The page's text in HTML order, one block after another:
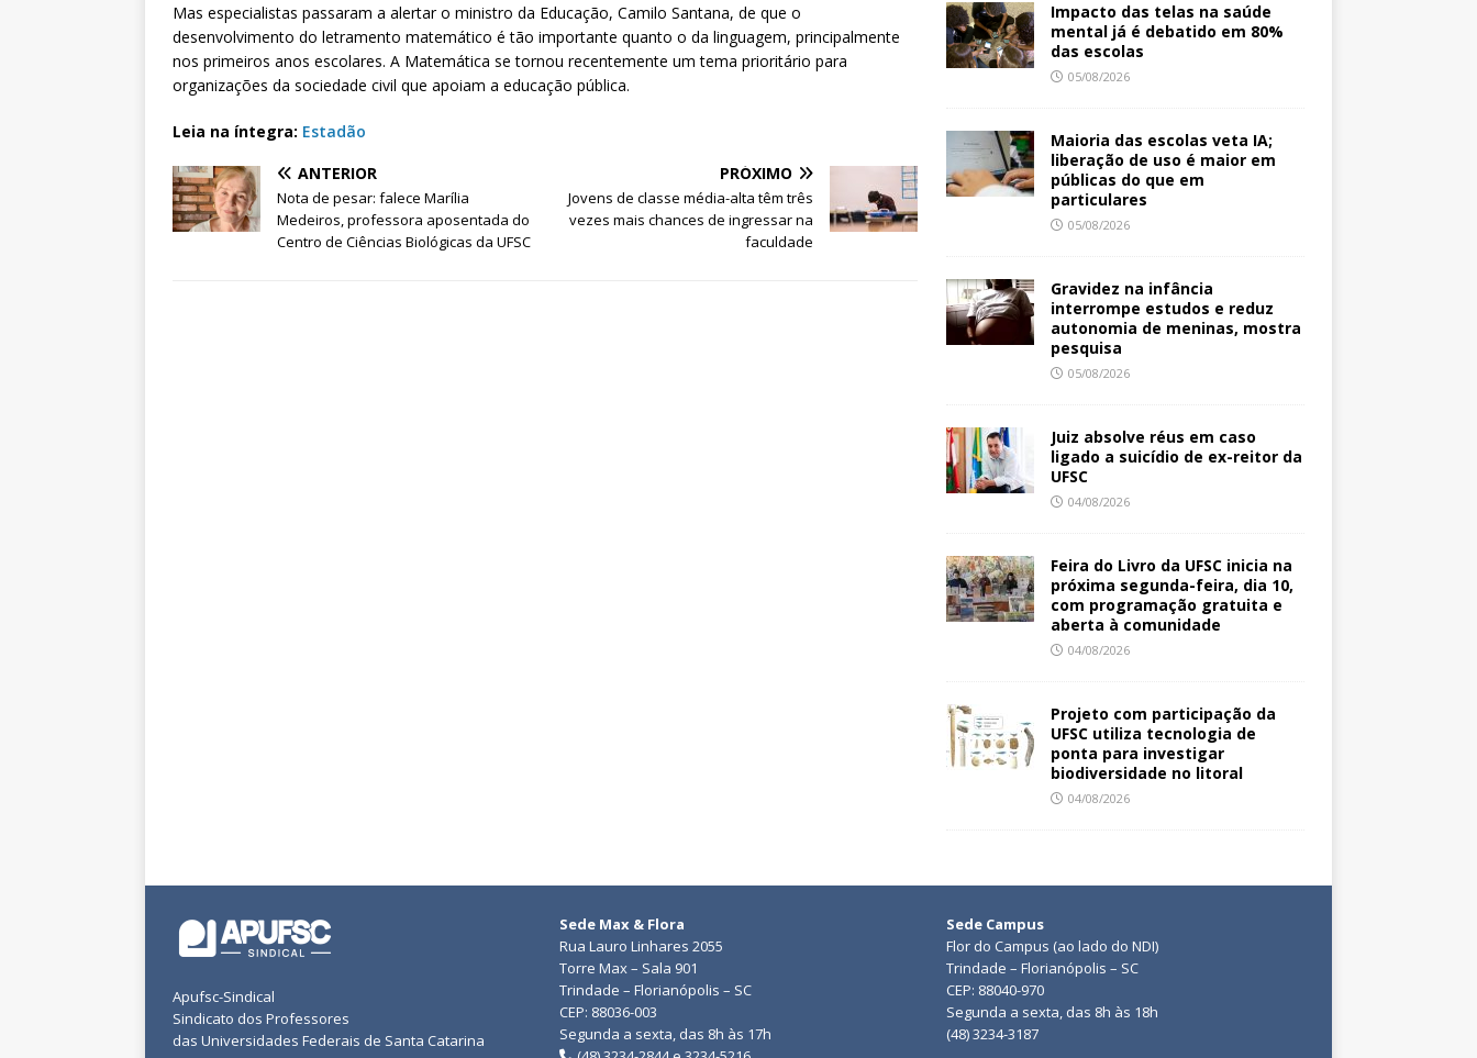
Mas especialistas passaram a alertar o ministro da Educação, Camilo Santana, de que o
desenvolvimento do letramento matemático é tão importante quanto o da linguagem, principalmente
nos primeiros anos escolares. A Matemática se tornou recentemente um tema prioritário para
organizações da sociedade civil que apoiam a educação pública.
Leia na íntegra: Estadão
ANTERIOR
Nota de pesar: falece Marília
Medeiros, professora aposentada do
Centro de Ciências Biológicas da UFSC
PRÓXIMO
Jovens de classe média-alta têm três
vezes mais chances de ingressar na
faculdade
Impacto das telas na saúde
mental já é debatido em 80%
das escolas
05/08/2026
Maioria das escolas veta IA;
liberação de uso é maior em
públicas do que em
particulares
05/08/2026
Gravidez na infância
interrompe estudos e reduz
autonomia de meninas, mostra
pesquisa
05/08/2026
Juiz absolve réus em caso
ligado a suicídio de ex-reitor da
UFSC
04/08/2026
Feira do Livro da UFSC inicia na
próxima segunda-feira, dia 10,
com programação gratuita e
aberta à comunidade
04/08/2026
Projeto com participação da
UFSC utiliza tecnologia de
ponta para investigar
biodiversidade no litoral
04/08/2026
Apufsc-Sindical
Sindicato dos Professores
das Universidades Federais de Santa Catarina
Sede Max & Flora
Rua Lauro Linhares 2055
Torre Max – Sala 901
Trindade – Florianópolis – SC
CEP: 88036-003
Segunda a sexta, das 8h às 17h
Sede Campus
Flor do Campus (ao lado do NDI)
Trindade – Florianópolis – SC
CEP: 88040-970
Segunda a sexta, das 8h às 18h
(48) 3234-3187